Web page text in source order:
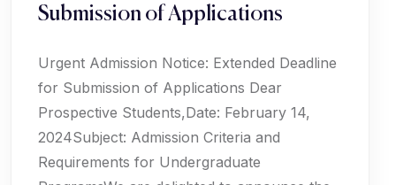
Submission of Applications
Urgent Admission Notice: Extended Deadline
for Submission of Applications Dear
Prospective Students,Date: February 14,
2024Subject: Admission Criteria and
Requirements for Undergraduate